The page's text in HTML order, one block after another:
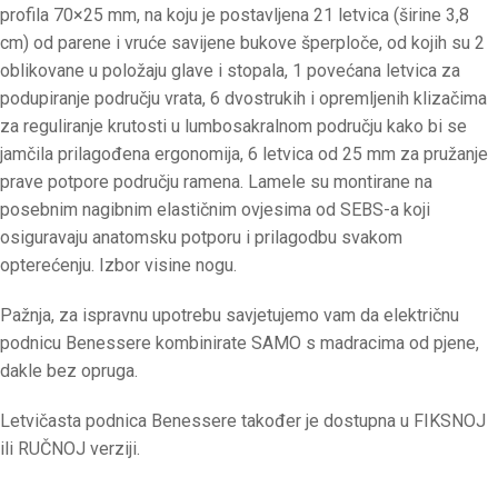
profila 70×25 mm, na koju je postavljena 21 letvica (širine 3,8
cm) od parene i vruće savijene bukove šperploče, od kojih su 2
oblikovane u položaju glave i stopala, 1 povećana letvica za
podupiranje području vrata, 6 dvostrukih i opremljenih klizačima
za reguliranje krutosti u lumbosakralnom području kako bi se
jamčila prilagođena ergonomija, 6 letvica od 25 mm za pružanje
prave potpore području ramena. Lamele su montirane na
posebnim nagibnim elastičnim ovjesima od SEBS-a koji
osiguravaju anatomsku potporu i prilagodbu svakom
opterećenju. Izbor visine nogu.
Pažnja, za ispravnu upotrebu savjetujemo vam da električnu
podnicu Benessere kombinirate SAMO s madracima od pjene,
dakle bez opruga.
Letvičasta podnica Benessere također je dostupna u FIKSNOJ
ili RUČNOJ verziji.